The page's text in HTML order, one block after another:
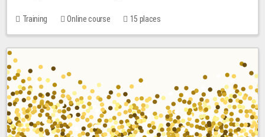
Training Online course 15 places